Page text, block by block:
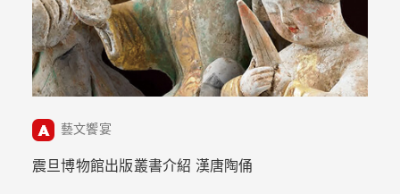
藝文饗宴
震旦博物館出版叢書介紹 漢唐陶俑